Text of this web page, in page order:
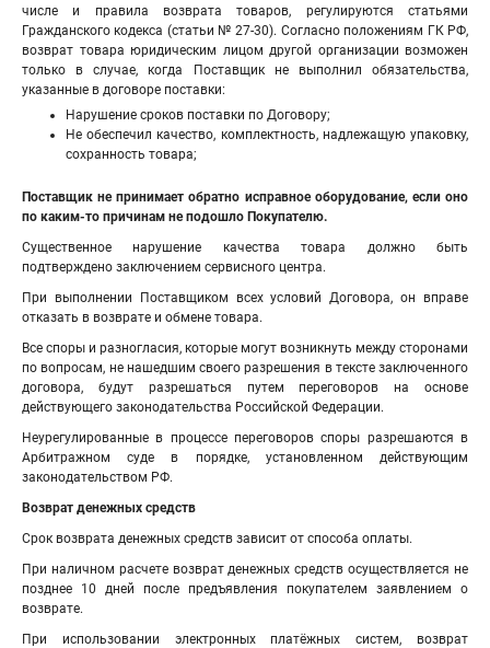
числе и правила возврата товаров, регулируются статьями
Гражданского кодекса (статьи № 27-30). Согласно положениям ГК РФ,
возврат товара юридическим лицом другой организации возможен
только в случае, когда Поставщик не выполнил обязательства,
указанные в договоре поставки:
Нарушение сроков поставки по Договору;
Не обеспечил качество, комплектность, надлежащую упаковку,
сохранность товара;
Поставщик не принимает обратно исправное оборудование, если оно
по каким-то причинам не подошло Покупателю.
Существенное нарушение качества товара должно быть
подтверждено заключением сервисного центра.
При выполнении Поставщиком всех условий Договора, он вправе
отказать в возврате и обмене товара.
Все споры и разногласия, которые могут возникнуть между сторонами
по вопросам, не нашедшим своего разрешения в тексте заключенного
договора, будут разрешаться путем переговоров на основе
действующего законодательства Российской Федерации.
Неурегулированные в процессе переговоров споры разрешаются в
Арбитражном суде в порядке, установленном действующим
законодательством РФ.
Возврат денежных средств
Срок возврата денежных средств зависит от способа оплаты.
При наличном расчете возврат денежных средств осуществляется не
позднее 10 дней после предъявления покупателем заявлением о
возврате.
При использовании электронных платёжных систем, возврат